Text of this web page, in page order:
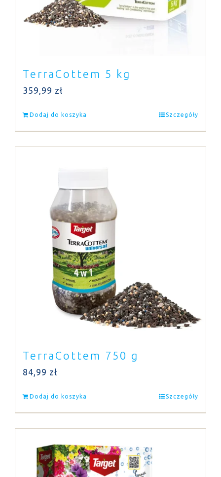
TerraCottem 5 kg
359,99 zł
Dodaj do koszyka Szczegóły
TerraCottem 750 g
84,99 zł
Dodaj do koszyka Szczegóły